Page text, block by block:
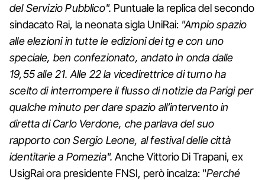
del Servizio Pubblico". Puntuale la replica del secondo
sindacato Rai, la neonata sigla UniRai: "Ampio spazio
alle elezioni in tutte le edizioni dei tg e con uno
speciale, ben confezionato, andato in onda dalle
19,55 alle 21. Alle 22 la vicedirettrice di turno ha
scelto di interrompere il flusso di notizie da Parigi per
qualche minuto per dare spazio all’intervento in
diretta di Carlo Verdone, che parlava del suo
rapporto con Sergio Leone, al festival delle città
identitarie a Pomezia".Anche Vittorio Di Trapani, ex
UsigRai ora presidente FNSI, però incalza: "Perché